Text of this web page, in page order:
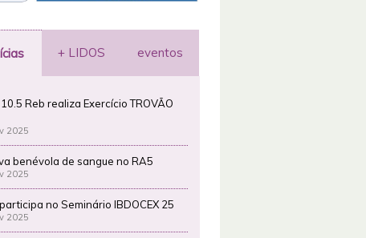
+ LIDOS eventos
Reb realiza Exercício TROVÃO
2025
benévola de sangue no RA5
2025
no Seminário IBDOCEX 25
2025